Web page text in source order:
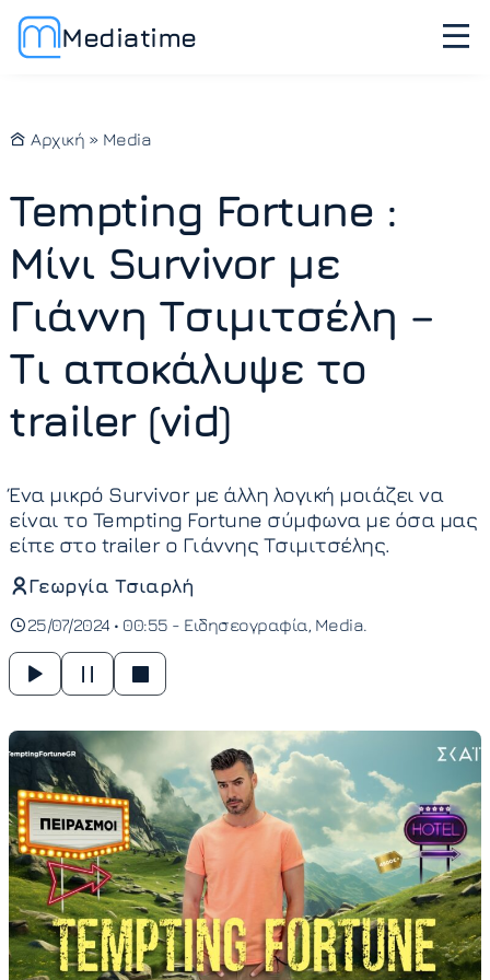
Mediatime
Αρχική » Media
Tempting Fortune :
Μίνι Survivor με
Γιάννη Τσιμιτσέλη –
Τι αποκάλυψε το
trailer (vid)
Ένα μικρό Survivor με άλλη λογική μοιάζει να
είναι το Tempting Fortune σύμφωνα με όσα μας
είπε στο trailer ο Γιάννης Τσιμιτσέλης.
Γεωργία Τσιαρλή
25/07/2024 • 00:55 - Ειδησεογραφία Media